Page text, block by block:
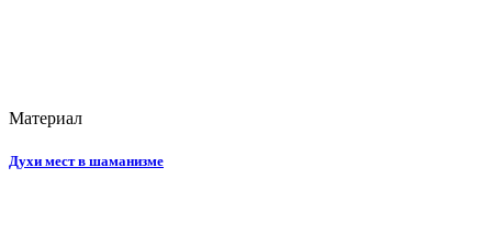
Материал
Духи мест в шаманизме